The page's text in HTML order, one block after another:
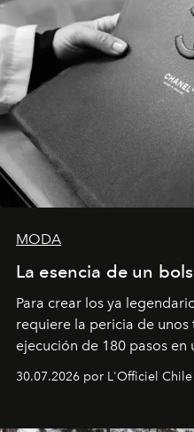
MODA
La esencia de un
Para crear los ya
requiere la pericia de unos
ejecución de 180 pasos
semanas. Los expertos
que se enseña solamente
30.07.2026 por L'Officiel Chile